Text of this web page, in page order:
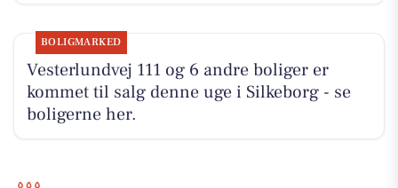
BOLIGMARKED
Vesterlundvej 111 og 6 andre boliger er
kommet til salg denne uge i Silkeborg - se
boligerne her.